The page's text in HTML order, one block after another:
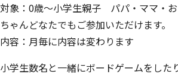
対象：0歳～小学生親子 パパ・ママ・
ちゃんどなたでもご参加いただけます。
内容：月毎に内容は変わります
小学生数名と一緒にボードゲームをした